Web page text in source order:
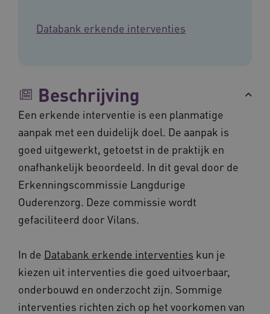
Databank erkende interventies
Beschrijving
Een erkende interventie is een planmatige
aanpak met een duidelijk doel. De aanpak is
goed uitgewerkt, getoetst in de praktijk en
onafhankelijk beoordeeld. In dit geval door de
Erkenningscommissie Langdurige
Ouderenzorg. Deze commissie wordt
gefaciliteerd door Vilans.
In de Databank erkende interventies kun je
kiezen uit interventies die goed uitvoerbaar,
onderbouwd en onderzocht zijn. Sommige
interventies richten zich op het voorkomen van